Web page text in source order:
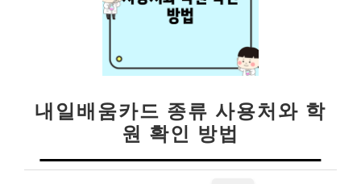
내일배움카드 종류 사용처와 학
원 확인 방법